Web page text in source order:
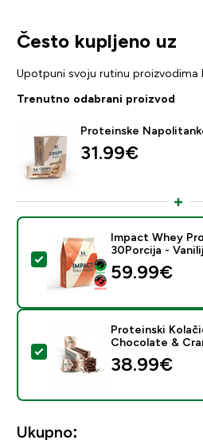
Često kupljeno uz
Upotpuni svoju rutinu proizvodima
Trenutno odabrani proizvod
Proteinske
31.99€‎
Odaberi ovaj proizvod -
Impact Whey
30Porcija -
59.99€‎
Odaberi ovaj proizvod -
Proteinski
Chocolate &
38.99€‎
Ukupno: